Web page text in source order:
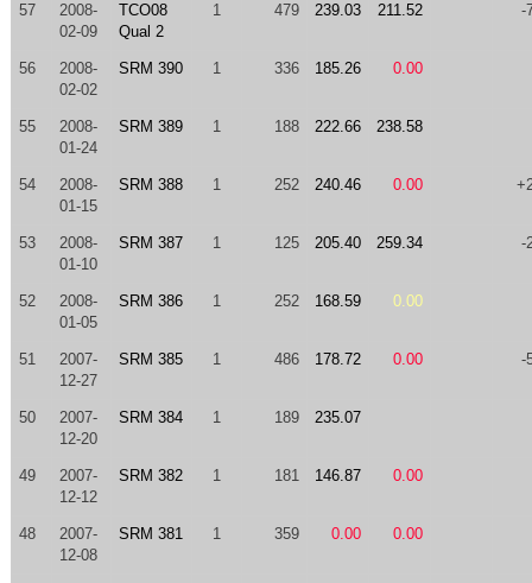
57
2008-
02-09
TCO08
Qual 2
1 479 239.03 211.52 -
56
2008-
02-02
SRM 390 1 336 185.26 0.00
55
2008-
01-24
SRM 389 1 188 222.66 238.58
54
2008-
01-15
SRM 388 1 252 240.46 0.00
53
2008-
01-10
SRM 387 1 125 205.40 259.34 -
52
2008-
01-05
SRM 386 1 252 168.59 0.00
51
2007-
12-27
SRM 385 1 486 178.72 0.00 -
50
2007-
12-20
SRM 384 1 189 235.07
49
2007-
12-12
SRM 382 1 181 146.87 0.00
48
2007-
12-08
SRM 381 1 359 0.00 0.00